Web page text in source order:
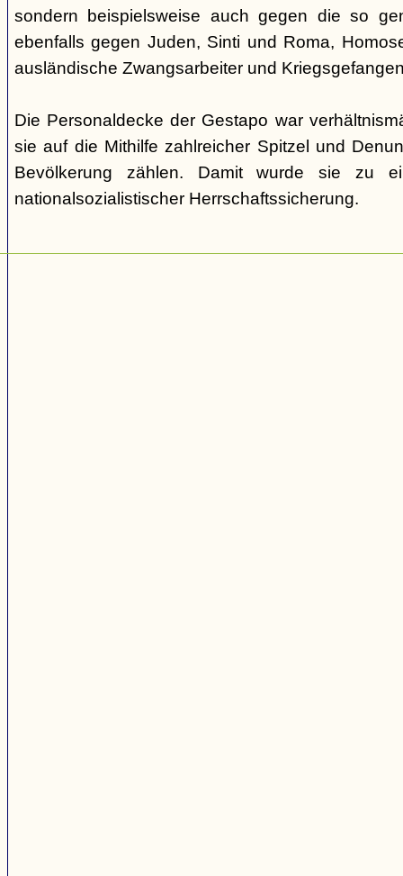
sondern beispielsweise auch gegen die so
ebenfalls gegen Juden, Sinti und Roma,
ausländische Zwangsarbeiter und
Die Personaldecke der Gestapo war
sie auf die Mithilfe zahlreicher Spitzel und
Bevölkerung zählen. Damit wurde sie zu
nationalsozialistischer Herrschaftssicherung.